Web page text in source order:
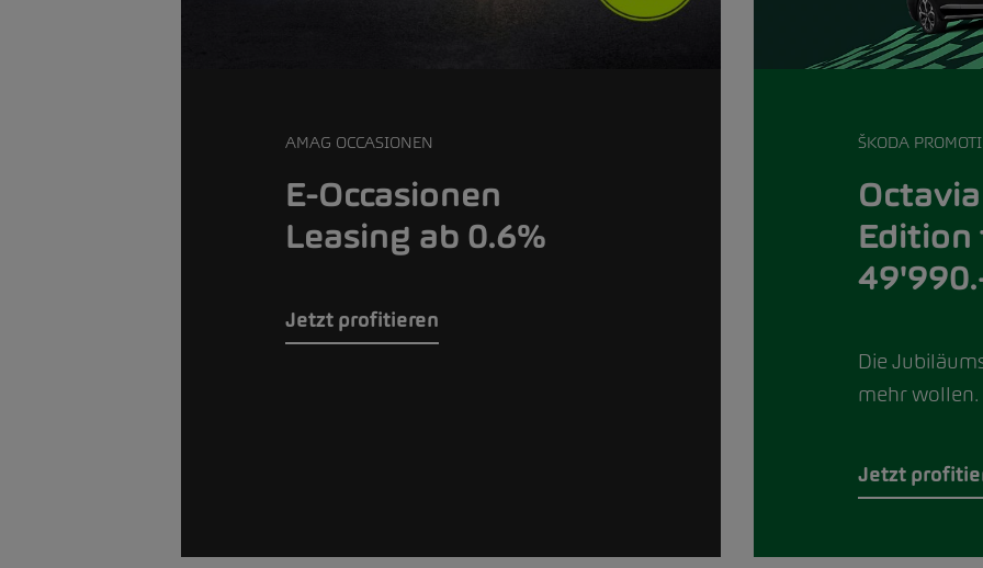
AMAG OCCASIONEN
E-Occasionen
Leasing ab 0.6%
Jetzt profitieren
ŠKODA
Edition
Die
mehr wollen.
Jetzt